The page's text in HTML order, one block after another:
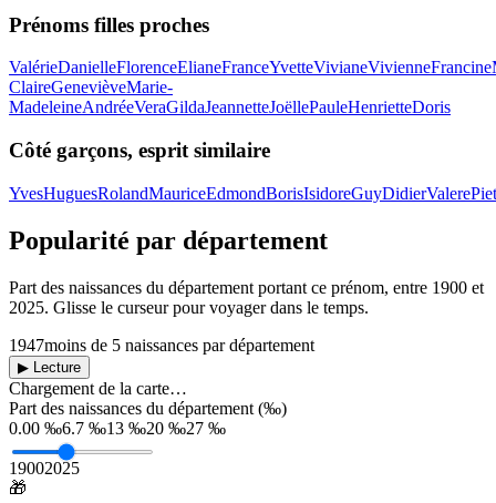
Prénoms filles proches
ValérieDanielleFlorenceElianeFranceYvetteVivianeVivienneFrancine
ClaireGenevièveMarie-
MadeleineAndréeVeraGildaJeannetteJoëllePauleHenrietteDoris
Côté garçons, esprit similaire
YvesHuguesRolandMauriceEdmondBorisIsidoreGuyDidierValere
Popularité par département
Part des naissances du département portant ce prénom, entre 1900 et
2025. Glisse le curseur pour voyager dans le temps.
1947moins de 5 naissances par département
▶ Lecture
Chargement de la carte…
Part des naissances du département (‰)
0.00 ‰6.7 ‰13 ‰20 ‰27 ‰
19002025
🎁